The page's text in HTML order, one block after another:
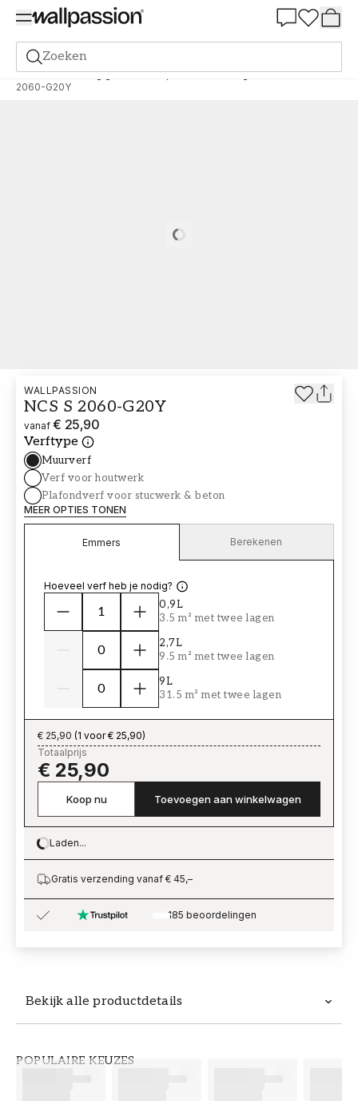
Zoeken
Verf Bestelling gebaseerd op NCS Bestelling door NCS
2060-G20Y
Loading…
Bekijk alle productdetails
POPULAIRE KEUZES
WALLPASSION
NCS S 2060-G20Y
vanaf € 25,90
Verftype
Muurverf
Verf voor houtwerk
Plafondverf voor stucwerk & beton
MEER OPTIES TONEN
Emmers Berekenen
Hoeveel verf heb je nodig?
0,9L
3.5 m² met twee lagen
2,7L
9.5 m² met twee lagen
9L
31.5 m² met twee lagen
€ 25,90 (1 voor € 25,90)
Totaalprijs
€ 25,90
Koop nu Toevoegen aan winkelwagen
Loading…
Laden...
Gratis verzending vanaf € 45,–
185 beoordelingen